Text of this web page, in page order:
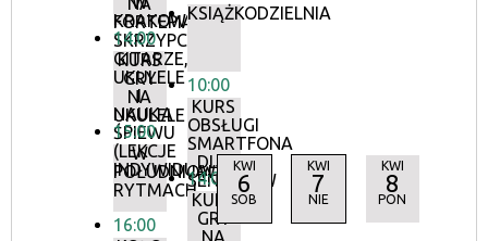
KRAKOWIE
FORTEPIANIE,
SKRZYPCACH,
GITARZE,
UKULELE
I
NAUKA
ŚPIEWU
(LEKCJE
INDYWIDUALNE)
14:00
KURS
GRY
NA
UKULELE
15:00
W
POŁUDNIOWYCH
RYTMACH
16:00
KSIĄŻKODZIELNIA
10:00
KURS
OBSŁUGI
SMARTFONA
DLA
SENIORÓW
14:00
KURS
GRY
NA
KWI
6
SOB
KWI
7
NIE
KWI
8
PON